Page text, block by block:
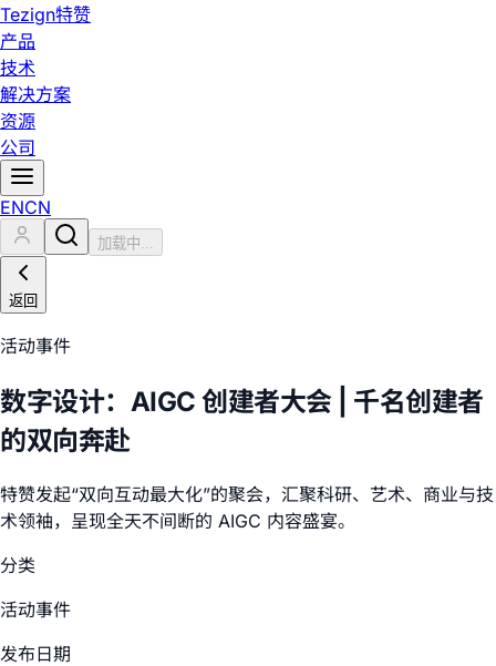
Tezign特赞
产品
技术
解决方案
资源
公司
ENCN
加载中...
返回
活动事件
数字设计：AIGC 创建者大会 | 千名创建者
的双向奔赴
特赞发起“双向互动最大化”的聚会，汇聚科研、艺术、商业与技
术领袖，呈现全天不间断的 AIGC 内容盛宴。
分类
活动事件
发布日期